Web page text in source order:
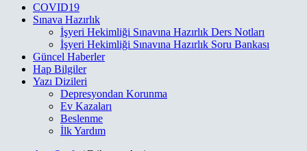
COVID19
Sınava Hazırlık
İşyeri Hekimliği Sınavına Hazırlık Ders Notları
İşyeri Hekimliği Sınavına Hazırlık Soru Bankası
Güncel Haberler
Hap Bilgiler
Yazı Dizileri
Depresyondan Korunma
Ev Kazaları
Beslenme
İlk Yardım